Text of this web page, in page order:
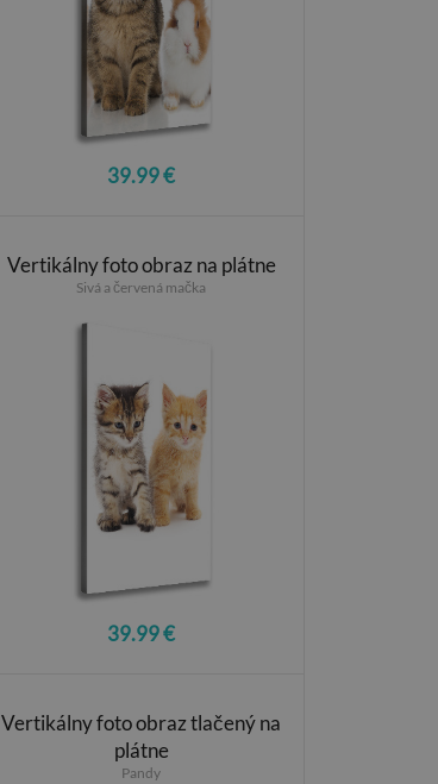
39.99 €
Vertikálny foto obraz na plátne
Sivá a červená mačka
39.99 €
Vertikálny foto obraz tlačený na
plátne
Pandy